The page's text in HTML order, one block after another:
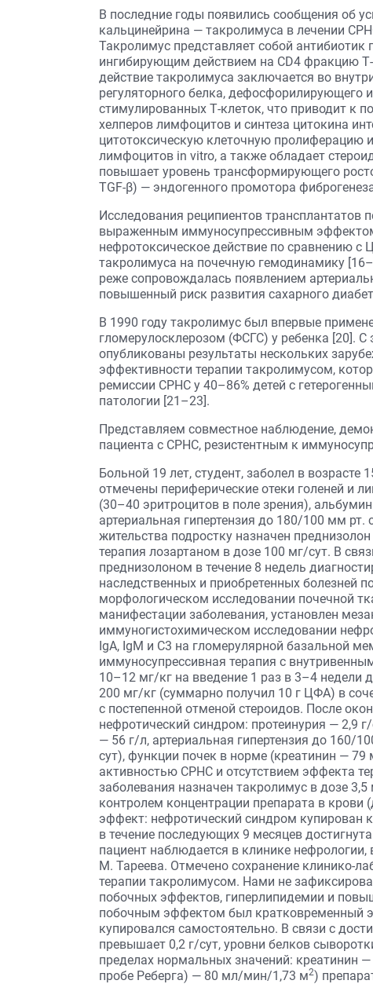
В последние годы появились сообщения об
кальцинейрина — такролимуса в лечении
Такролимус представляет собой
ингибирующим действием на СD4 фракцию
действие такролимуса заключается во
регуляторного белка,
стимулированных Т-клеток, что приводит к
хелперов лимфоцитов и синтеза цитокина
цитотоксическую клеточную пролиферацию
лимфоцитов in vitro, а также обладает
повышает уровень трансформирующего
TGF-β) — эндогенного промотора
Исследования реципиентов трансплантатов
выраженным иммуносупрессивным
нефротоксическое действие по сравнению
такролимуса на почечную гемодинамику
реже сопровождалась появлением
повышенный риск развития сахарного
В 1990 году такролимус был впервые
гломерулосклерозом (ФСГС) у ребенка [20]. С
опубликованы результаты нескольких
эффективности терапии такролимусом,
ремиссии СРНС у 40–86% детей с
патологии [21–23].
Представляем совместное наблюдение,
пациента с СРНС, резистентным к
Больной 19 лет, студент, заболел в возрасте
отмечены периферические отеки голеней и
(30–40 эритроцитов в поле зрения),
артериальная гипертензия до 180/100 мм
жительства подростку назначен
терапия лозартаном в дозе 100 мг/сут. В
преднизолоном в течение 8 недель
наследственных и приобретенных болезней
морфологическом исследовании почечной
манифестации заболевания, установлен
иммуногистохимическом исследовании
IgA, IgM и C3 на гломерулярной базальной
иммуносупрессивная терапия с
10–12 мг/кг на введение 1 раз в 3–4 недели
200 мг/кг (суммарно получил 10 г ЦФА) в
с постепенной отменой стероидов. После
нефротический синдром: протеинурия — 2,9
— 56 г/л, артериальная гипертензия до 160/
сут), функции почек в норме (креатинин —
активностью СРНС и отсутствием эффекта
заболевания назначен такролимус в дозе
контролем концентрации препарата в
эффект: нефротический синдром купирован
в течение последующих 9 месяцев
пациент наблюдается в клинике
М. Тареева. Отмечено сохранение клинико-
терапии такролимусом. Нами не
побочных эффектов, гиперлипидемии и
побочным эффектом был кратковременный
купировался самостоятельно. В связи с
превышает 0,2 г/сут, уровни белков
пределах нормальных значений: креатинин
пробе Реберга) — 80 мл/мин/1,73 м2)